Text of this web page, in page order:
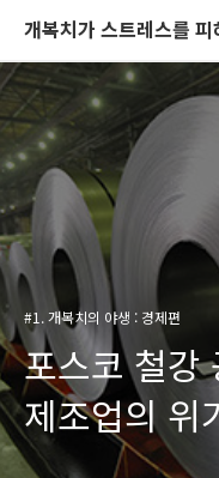
개복치가 스트레스를 피
#1. 개복치의 야생 : 경제편
포스코 철강
제조업의 위